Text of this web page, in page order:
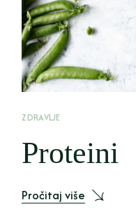
ZDRAVLJE
Proteini
Pročitaj više